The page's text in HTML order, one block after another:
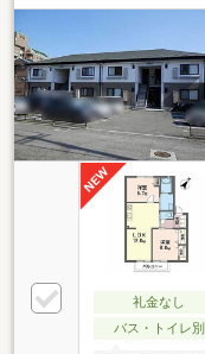
礼金なし
バス・トイレ別